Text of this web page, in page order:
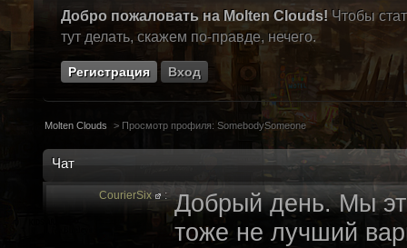
Добро пожаловать на Molten Clouds! Чтобы
тут делать, скажем по-правде, нечего.
Регистрация Вход
Molten Clouds > Просмотр профиля: SomebodySomeone
Чат
CourierSix : Добрый день. Мы
тоже не лучший